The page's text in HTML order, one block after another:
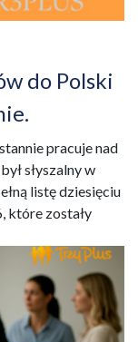
do Polski
pracuje nad
słyszalny w
listę dziesięciu
które zostały